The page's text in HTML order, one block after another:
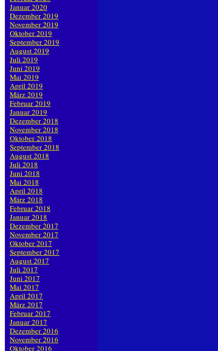
Januar 2020
Dezember 2019
November 2019
Oktober 2019
September 2019
August 2019
Juli 2019
Juni 2019
Mai 2019
April 2019
März 2019
Februar 2019
Januar 2019
Dezember 2018
November 2018
Oktober 2018
September 2018
August 2018
Juli 2018
Juni 2018
Mai 2018
April 2018
März 2018
Februar 2018
Januar 2018
Dezember 2017
November 2017
Oktober 2017
September 2017
August 2017
Juli 2017
Juni 2017
Mai 2017
April 2017
März 2017
Februar 2017
Januar 2017
Dezember 2016
November 2016
Oktober 2016